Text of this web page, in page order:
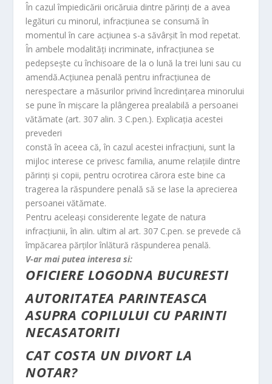
În cazul împiedicării oricăruia dintre părinţi de a avea
legături cu minorul, infracţiunea se consumă în
momentul în care acţiunea s-a săvârşit în mod repetat.
În ambele modalităţi incriminate, infracţiunea se
pedepseşte cu închisoare de la o lună la trei luni sau cu
amendă.Acţiunea penală pentru infracţiunea de
nerespectare a măsurilor privind încredinţarea minorului
se pune în mişcare la plângerea prealabilă a persoanei
vătămate (art. 307 alin. 3 C.pen.). Explicaţia acestei
prevederi
constă în aceea că, în cazul acestei infracţiuni, sunt la
mijloc interese ce privesc familia, anume relaţiile dintre
părinţi şi copii, pentru ocrotirea cărora este bine ca
tragerea la răspundere penală să se lase la aprecierea
persoanei vătămate.
Pentru aceleaşi considerente legate de natura
infracţiunii, în alin. ultim al art. 307 C.pen. se prevede că
împăcarea părţilor înlătură răspunderea penală.
V-ar mai putea interesa si:
OFICIERE LOGODNA BUCURESTI
AUTORITATEA PARINTEASCA
ASUPRA COPILULUI CU PARINTI
NECASATORITI
CAT COSTA UN DIVORT LA
NOTAR?